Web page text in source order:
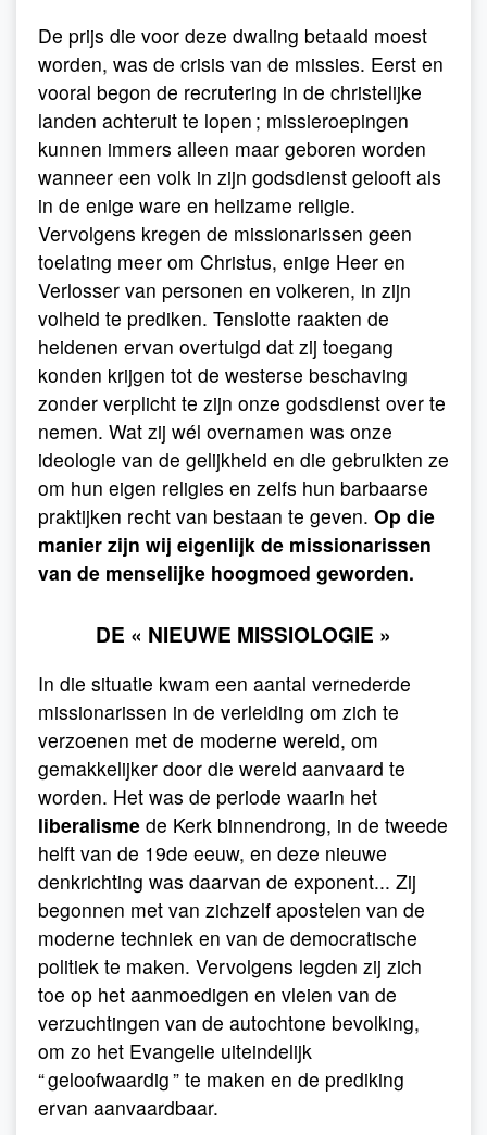
De prijs die voor deze dwaling betaald moest
worden, was de crisis van de missies. Eerst en
vooral begon de recrutering in de christelijke
landen achteruit te lopen ; missieroepingen
kunnen immers alleen maar geboren worden
wanneer een volk in zijn godsdienst gelooft als
in de enige ware en heilzame religie.
Vervolgens kregen de missionarissen geen
toelating meer om Christus, enige Heer en
Verlosser van personen en volkeren, in zijn
volheid te prediken. Tenslotte raakten de
heidenen ervan overtuigd dat zij toegang
konden krijgen tot de westerse beschaving
zonder verplicht te zijn onze godsdienst over te
nemen. Wat zij wél overnamen was onze
ideologie van de gelijkheid en die gebruikten ze
om hun eigen religies en zelfs hun barbaarse
praktijken recht van bestaan te geven. Op die
manier zijn wij eigenlijk de missionarissen
van de menselijke hoogmoed geworden.
DE « NIEUWE MISSIOLOGIE »
In die situatie kwam een aantal vernederde
missionarissen in de verleiding om zich te
verzoenen met de moderne wereld, om
gemakkelijker door die wereld aanvaard te
worden. Het was de periode waarin het
liberalisme de Kerk binnendrong, in de tweede
helft van de 19de eeuw, en deze nieuwe
denkrichting was daarvan de exponent... Zij
begonnen met van zichzelf apostelen van de
moderne techniek en van de democratische
politiek te maken. Vervolgens legden zij zich
toe op het aanmoedigen en vleien van de
verzuchtingen van de autochtone bevolking,
om zo het Evangelie uiteindelijk
“ geloofwaardig ” te maken en de prediking
ervan aanvaardbaar.